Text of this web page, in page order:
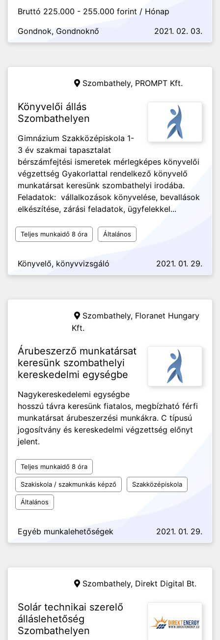
Bruttó 225.000 - 255.000 forint / Hónap
Gondnok, Gondnoknő
2021. 02. 03.
Szombathely, PROMPT Kft.
Könyvelői állás
Szombathelyen
Gimnázium Szakközépiskola 1-
3 év szakmai tapasztalat
bérszámfejtési ismeretek mérlegképes könyvelői
végzettség Gyakorlattal rendelkező könyvelő
munkatársat keresünk szombathelyi irodába.
Feladatok: vállalkozások könyvelése, bevallások
elkészítése, zárási feladatok, ügyfelekkel...
Teljes munkaidő 8 óra Általános
Könyvelő, könyvvizsgáló 2021. 01. 29.
Szombathely, Floranet Hungary
Kft.
Árubeszerző munkatársat
keresünk szombathelyi
kereskedelmi egységbe
Nagykereskedelemi egységbe
hosszú távra keresünk fiatalos, megbízható férfi
munkatársat árubeszerzési munkákra. C típusú
jogosítvány és kereskedelmi végzettség előnyt
jelent.
Teljes munkaidő 8 óra
Szakiskola / szakmunkás képző Szakközépiskola
Általános
Egyéb munkalehetőségek 2021. 01. 29.
Szombathely, Direkt Digital Bt.
Solár technikai szerelő
álláslehetőség
Szombathelyen